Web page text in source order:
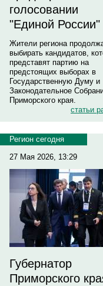
голосовании
"Единой России"
Жители региона
выбирать кандидатов,
представят партию на
предстоящих выборах в
Государственную Думу и
Законодательное
Приморского края.
статьи
Регион сегодня
27 Мая 2026, 13:29
Губернатор
Приморского